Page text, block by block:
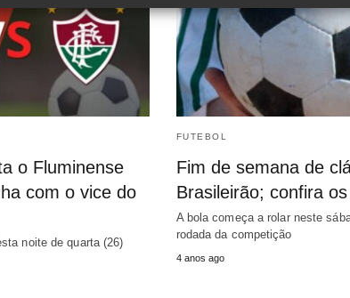
o Fluminense
com o vice do
noite de quarta (26)
FUTEBOL
Fim de semana de
Brasileirão; confira
A bola começa a rolar neste
rodada da competição
4 anos ago